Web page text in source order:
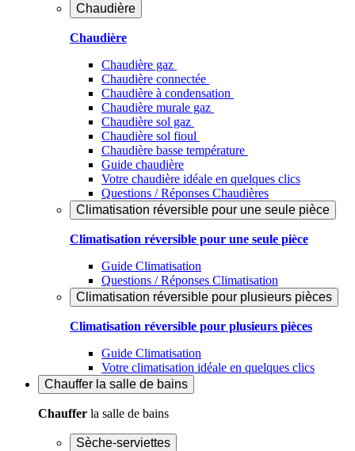
Chaudière
Chaudière
Chaudière gaz
Chaudière connectée
Chaudière à condensation
Chaudière murale gaz
Chaudière sol gaz
Chaudière sol fioul
Chaudière basse température
Guide chaudière
Votre chaudière idéale en quelques clics
Questions / Réponses Chaudières
Climatisation réversible pour une seule pièce
Climatisation réversible pour une seule pièce
Guide Climatisation
Questions / Réponses Climatisation
Climatisation réversible pour plusieurs pièces
Climatisation réversible pour plusieurs pièces
Guide Climatisation
Votre climatisation idéale en quelques clics
Chauffer la salle de bains
Chauffer la salle de bains
Sèche-serviettes